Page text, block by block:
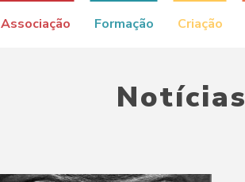
Associação Formação Criação
Notícias